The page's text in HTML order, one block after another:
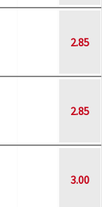
2.85
2.85
3.00